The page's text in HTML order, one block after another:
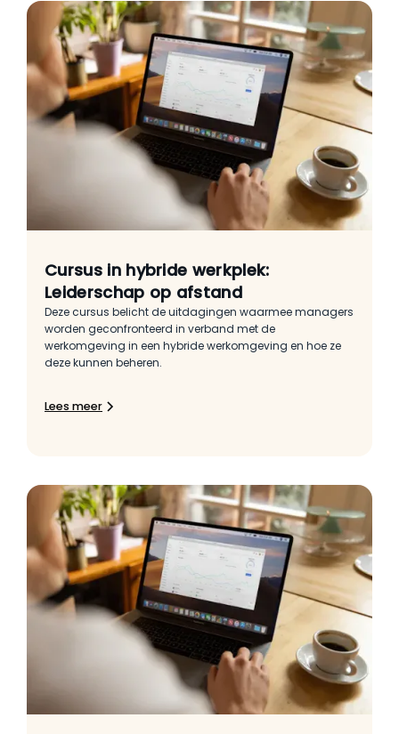
Cursus in hybride werkplek:
Leiderschap op afstand
Deze cursus belicht de uitdagingen waarmee managers
worden geconfronteerd in verband met de
werkomgeving in een hybride werkomgeving en hoe ze
deze kunnen beheren.
Lees meer